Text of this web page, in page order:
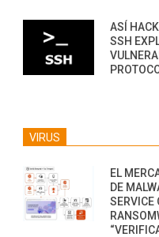
ASÍ
SSH
VIRUS
EL
DE
SERVICE